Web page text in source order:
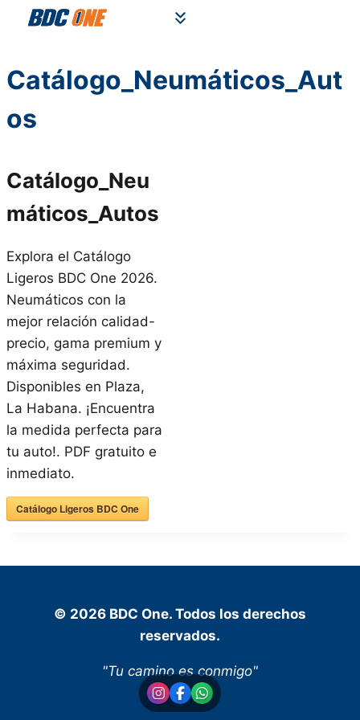
Saltar
Catálogo_Neumáticos_Aut
os
Catálogo_Neu
máticos_Autos
Explora el Catálogo
Ligeros BDC One 2026.
Neumáticos con la
mejor relación calidad-
precio, gama premium y
máxima seguridad.
Disponibles en Plaza,
La Habana. ¡Encuentra
la medida perfecta para
tu auto!. PDF gratuito e
inmediato.
Catálogo Ligeros BDC One
© 2026 BDC One. Todos los derechos
reservados.
"Tu camino es conmigo"